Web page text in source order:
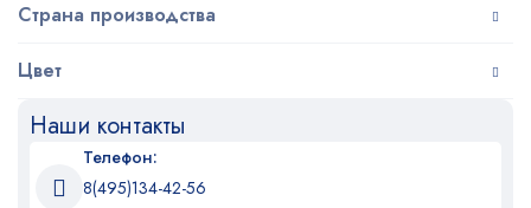
Страна производства
Цвет
Наши контакты
Телефон:
8(495)134-42-56